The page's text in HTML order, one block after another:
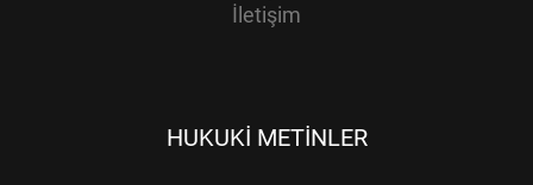
İletişim
HUKUKI METINLER